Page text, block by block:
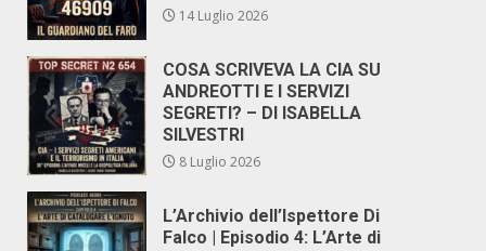
14 Luglio 2026
COSA SCRIVEVA LA CIA SU
ANDREOTTI E I SERVIZI
SEGRETI? – DI ISABELLA
SILVESTRI
8 Luglio 2026
L’Archivio dell’Ispettore Di
Falco | Episodio 4: L’Arte di